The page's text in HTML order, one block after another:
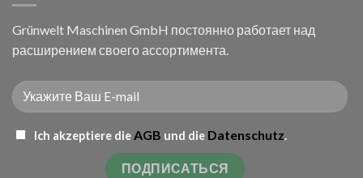
Grünwelt Maschinen GmbH постоянно работает над
расширением своего ассортимента.
Ich akzeptiere dieAGB und die Datenschutz.